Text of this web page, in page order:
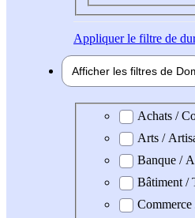
Appliquerle filtre de
Afficher les filtres de
Domaine professionel
Achats /
Arts /
Banque /
Bâtiment /
Commerce